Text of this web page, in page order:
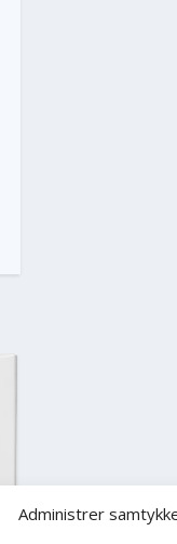
Administrer